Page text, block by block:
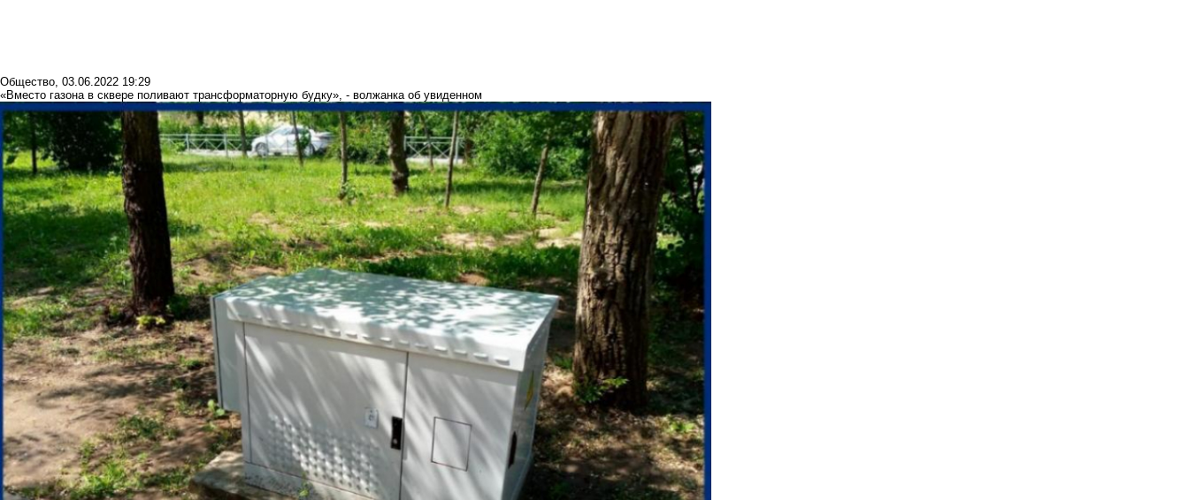
Общество, 03.06.2022 19:29
«Вместо газона в сквере поливают трансформаторную будку», - волжанка об увиденном